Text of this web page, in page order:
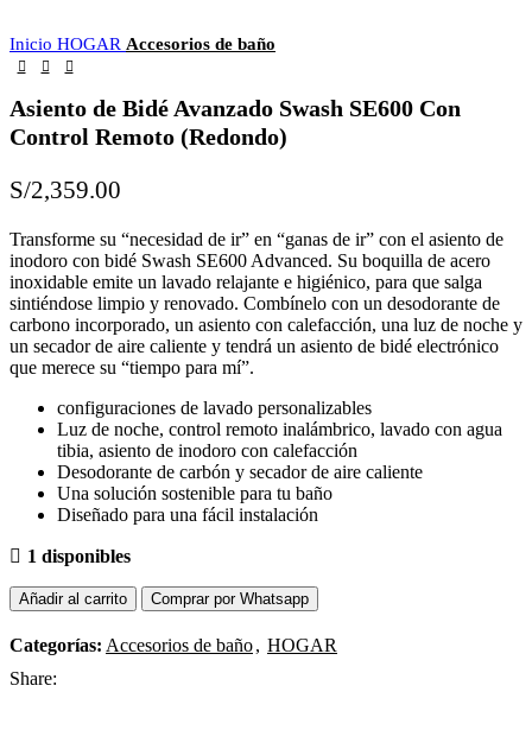
Inicio HOGAR Accesorios de baño
Asiento de Bidé Avanzado Swash SE600 Con
Control Remoto (Redondo)
S/2,359.00
Transforme su “necesidad de ir” en “ganas de ir” con el asiento de
inodoro con bidé Swash SE600 Advanced. Su boquilla de acero
inoxidable emite un lavado relajante e higiénico, para que salga
sintiéndose limpio y renovado. Combínelo con un desodorante de
carbono incorporado, un asiento con calefacción, una luz de noche y
un secador de aire caliente y tendrá un asiento de bidé electrónico
que merece su “tiempo para mí”.
configuraciones de lavado personalizables
Luz de noche, control remoto inalámbrico, lavado con agua
tibia, asiento de inodoro con calefacción
Desodorante de carbón y secador de aire caliente
Una solución sostenible para tu baño
Diseñado para una fácil instalación
1 disponibles
Añadir al carrito Comprar por Whatsapp
Categorías: Accesorios de baño, HOGAR
Share: